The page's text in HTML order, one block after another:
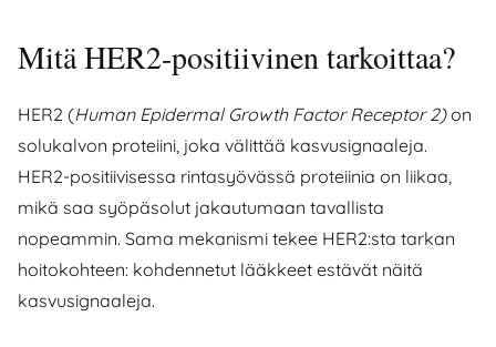
Mitä HER2-positiivinen tarkoittaa?
HER2 (Human Epidermal Growth Factor Receptor 2)on
solukalvon proteiini, joka välittää kasvusignaaleja.
HER2-positiivisessa rintasyövässä proteiinia on liikaa,
mikä saa syöpäsolut jakautumaan tavallista
nopeammin. Sama mekanismi tekee HER2:sta tarkan
hoitokohteen: kohdennetut lääkkeet estävät näitä
kasvusignaaleja.